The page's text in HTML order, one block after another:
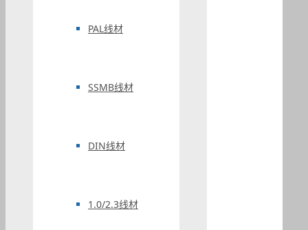
PAL线材
SSMB线材
DIN线材
1.0/2.3线材